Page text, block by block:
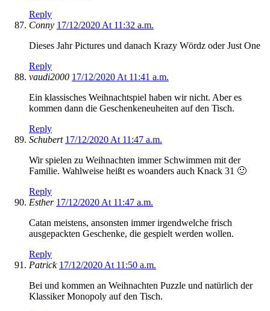
Reply
Conny 17/12/2020 At 11:32 a.m.
Dieses Jahr Pictures und danach Krazy Wördz oder Just One
Reply
vaudi2000 17/12/2020 At 11:41 a.m.
Ein klassisches Weihnachtspiel haben wir nicht. Aber es
kommen dann die Geschenkeneuheiten auf den Tisch.
Reply
Schubert 17/12/2020 At 11:47 a.m.
Wir spielen zu Weihnachten immer Schwimmen mit der
Familie. Wahlweise heißt es woanders auch Knack 31 🙂
Reply
Esther 17/12/2020 At 11:47 a.m.
Catan meistens, ansonsten immer irgendwelche frisch
ausgepackten Geschenke, die gespielt werden wollen.
Reply
Patrick 17/12/2020 At 11:50 a.m.
Bei und kommen an Weihnachten Puzzle und natürlich der
Klassiker Monopoly auf den Tisch.